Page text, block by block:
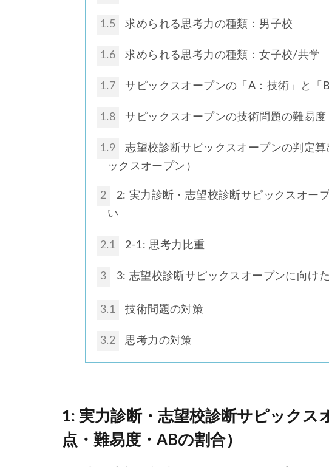
1.5 求められる思考力の種類：男子校
1.6 求められる思考力の種類：女子校/共学
1.7 サピックスオープンの「A：技術」と「B
1.8 サピックスオープンの技術問題の難易度
1.9
志望校診断サピックスオープンの判定
ックスオープン）
2
2: 実力診断・志望校診断サピックスオー
い
2.1 2-1: 思考力比重
3 3: 志望校診断サピックスオープンに向け
3.1 技術問題の対策
3.2 思考力の対策
1: 実力診断・志望校診断サピックス
点・難易度・ABの割合）